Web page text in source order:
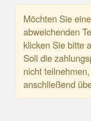
Möchten Sie
abweichenden
klicken Sie bitte
Soll die
nicht
anschließend